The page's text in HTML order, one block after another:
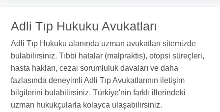
Adli Tıp Hukuku Avukatları
Adli Tıp Hukuku alanında uzman avukatları sitemizde
bulabilirsiniz. Tıbbi hatalar (malpraktis), otopsi süreçleri,
hasta hakları, cezai sorumluluk davaları ve daha
fazlasında deneyimli Adli Tıp Avukatlarının iletişim
bilgilerini bulabilirsiniz. Türkiye'nin farklı illerindeki
uzman hukukçularla kolayca ulaşabilirsiniz.